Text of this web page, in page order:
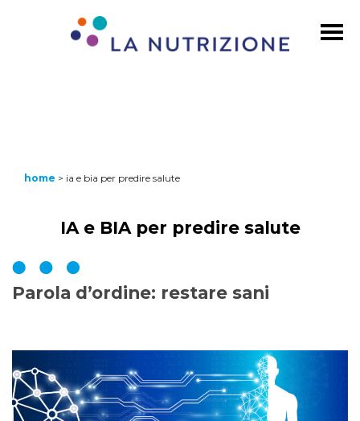
home > ia e bia per predire salute
IA e BIA per predire salute
Parola d’ordine: restare sani